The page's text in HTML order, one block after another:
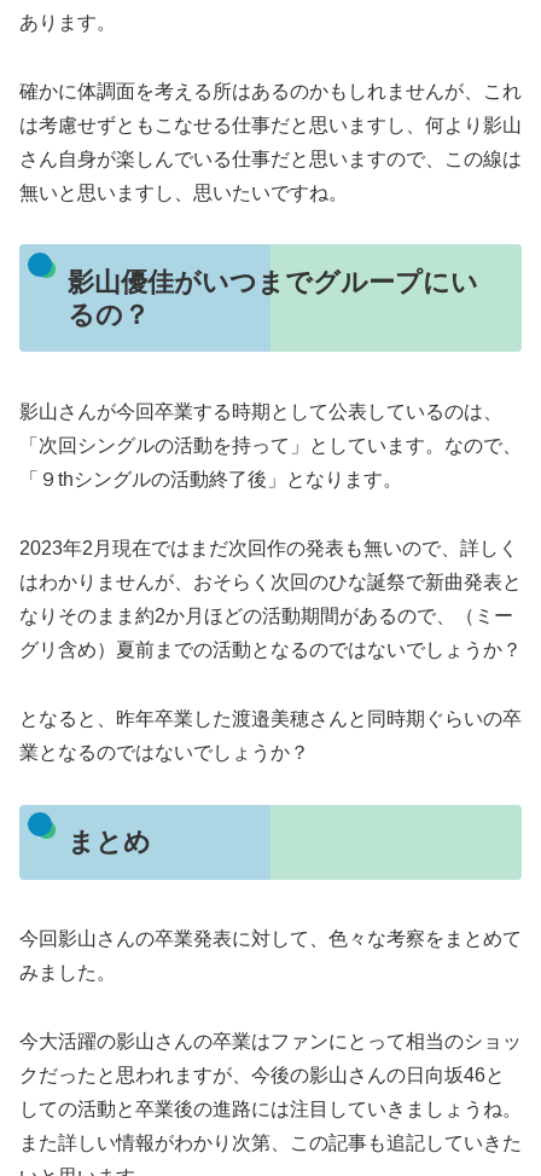
あります。
確かに体調面を考える所はあるのかもしれませんが、これ
は考慮せずともこなせる仕事だと思いますし、何より影山
さん自身が楽しんでいる仕事だと思いますので、この線は
無いと思いますし、思いたいですね。
影山優佳がいつまでグループにい
るの？
影山さんが今回卒業する時期として公表しているのは、
「次回シングルの活動を持って」としています。なので、
「９thシングルの活動終了後」となります。
2023年2月現在ではまだ次回作の発表も無いので、詳しく
はわかりませんが、おそらく次回のひな誕祭で新曲発表と
なりそのまま約2か月ほどの活動期間があるので、（ミー
グリ含め）夏前までの活動となるのではないでしょうか？
となると、昨年卒業した渡邉美穂さんと同時期ぐらいの卒
業となるのではないでしょうか？
まとめ
今回影山さんの卒業発表に対して、色々な考察をまとめて
みました。
今大活躍の影山さんの卒業はファンにとって相当のショッ
クだったと思われますが、今後の影山さんの日向坂46と
しての活動と卒業後の進路には注目していきましょうね。
また詳しい情報がわかり次第、この記事も追記していきた